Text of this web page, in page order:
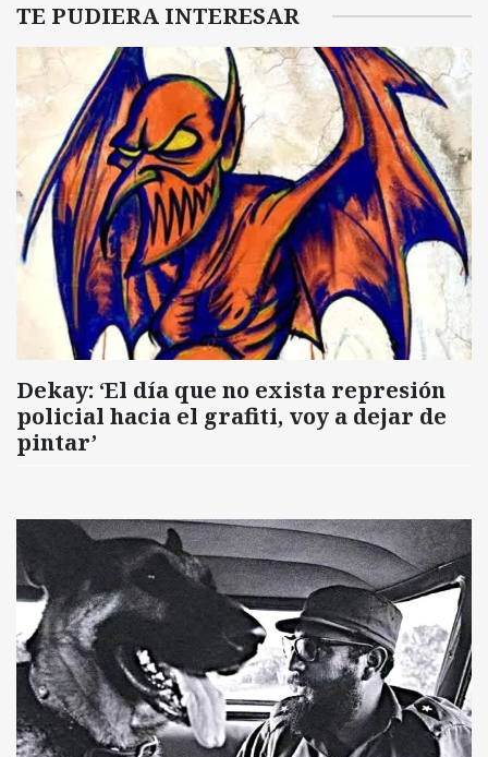
TE PUDIERA INTERESAR
Dekay: ‘El día que no exista represión
policial hacia el grafiti, voy a dejar de
pintar’